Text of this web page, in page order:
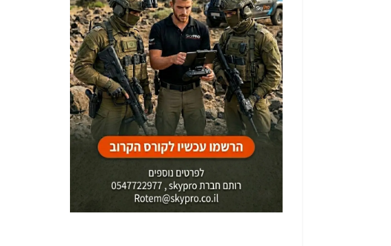
פוסטים אחרונים
ראיונות מצולמים על ענייני דיומא בעולם הערבי עם האתר
"נציב.נט": ראיון מס' 46 בנושא ניסיון חדירת הכשב"ם
לאילת , פיטורי הענק בקהיליית המודיעין האמריקאית
שעורר גל אנטישמיות והפריצה למחשבי ה-FBI ועיון בתיקי
אפשטיין
דו-קרב בשחקים: תיעוד של יירוט כטב"ם רוסי חדש עם
הפדיחה של משמרות המהפכה האיראנים: זרעו מאות
מוקשים בים, איבדו את המפה ויצרו לעצמם מצור